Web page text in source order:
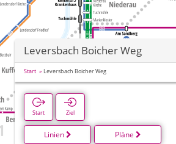
Leversbach Boicher Weg
Start Leversbach Boicher Weg
Start Ziel
Linien Pläne